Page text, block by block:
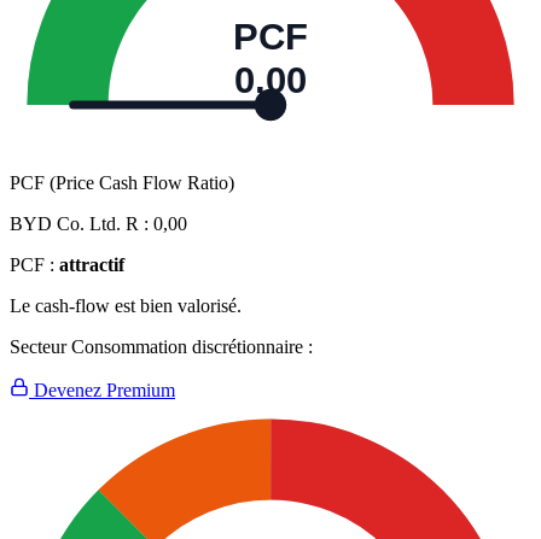
PCF
0,00
PCF (Price Cash Flow Ratio)
BYD Co. Ltd. R : 0,00
PCF : attractif
Le cash-flow est bien valorisé.
Secteur Consommation discrétionnaire :
Devenez Premium